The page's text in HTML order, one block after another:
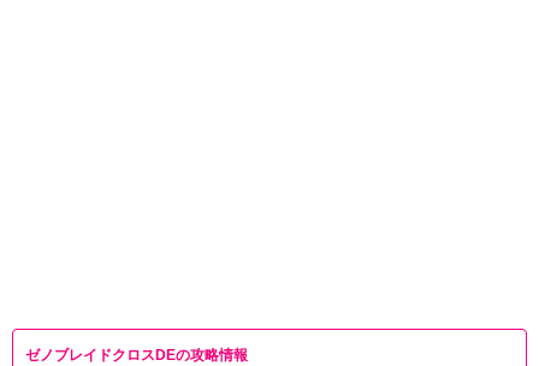
ゼノブレイドクロスDEの攻略情報